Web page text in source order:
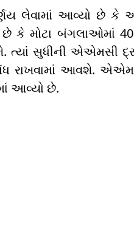
લેવામાં આવ્યો
કે મોટા બંગલાઓમાં
ત્યાં સુધીની એએમસી
આવશે. એએમસી
આવ્યો છે.